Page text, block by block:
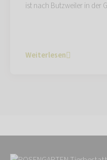
ist nach Butzweiler in der
Weiterlesen